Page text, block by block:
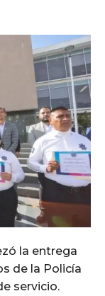
la entrega
de la Policía
servicio.